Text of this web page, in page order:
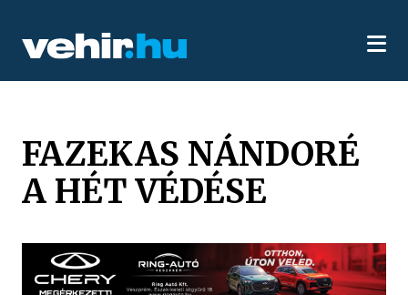
FAZEKAS NÁNDORÉ
A HÉT VÉDÉSE